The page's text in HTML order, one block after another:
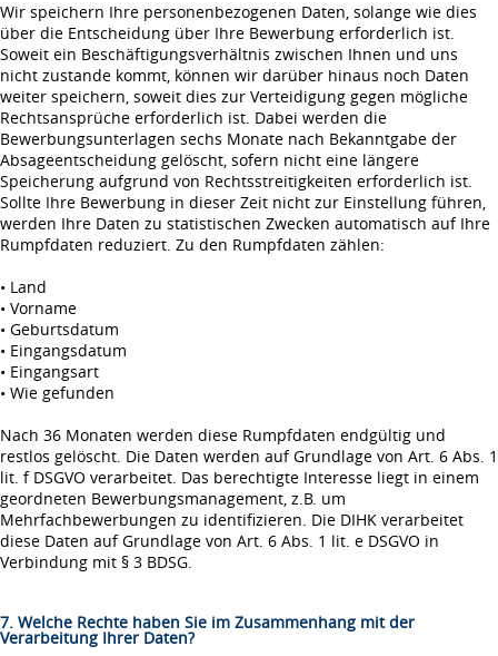
Wir speichern Ihre personenbezogenen Daten, solange wie dies
über die Entscheidung über Ihre Bewerbung erforderlich ist.
Soweit ein Beschäftigungsverhältnis zwischen Ihnen und uns
nicht zustande kommt, können wir darüber hinaus noch Daten
weiter speichern, soweit dies zur Verteidigung gegen mögliche
Rechtsansprüche erforderlich ist. Dabei werden die
Bewerbungsunterlagen sechs Monate nach Bekanntgabe der
Absageentscheidung gelöscht, sofern nicht eine längere
Speicherung aufgrund von Rechtsstreitigkeiten erforderlich ist.
Sollte Ihre Bewerbung in dieser Zeit nicht zur Einstellung führen,
werden Ihre Daten zu statistischen Zwecken automatisch auf Ihre
Rumpfdaten reduziert. Zu den Rumpfdaten zählen:
• Land
• Vorname
• Geburtsdatum
• Eingangsdatum
• Eingangsart
• Wie gefunden
Nach 36 Monaten werden diese Rumpfdaten endgültig und
restlos gelöscht. Die Daten werden auf Grundlage von Art. 6 Abs. 1
lit. f DSGVO verarbeitet. Das berechtigte Interesse liegt in einem
geordneten Bewerbungsmanagement, z.B. um
Mehrfachbewerbungen zu identifizieren. Die DIHK verarbeitet
diese Daten auf Grundlage von Art. 6 Abs. 1 lit. e DSGVO in
Verbindung mit § 3 BDSG.
7. Welche Rechte haben Sie im Zusammenhang mit der
Verarbeitung Ihrer Daten?